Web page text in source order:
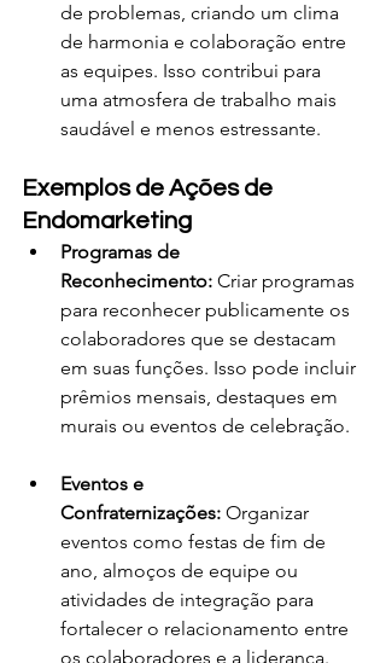
de problemas, criando um clima
de harmonia e colaboração entre
as equipes. Isso contribui para
uma atmosfera de trabalho mais
saudável e menos estressante.
Exemplos de Ações de
Endomarketing
Programas de
Reconhecimento: Criar programas
para reconhecer publicamente os
colaboradores que se destacam
em suas funções. Isso pode incluir
prêmios mensais, destaques em
murais ou eventos de celebração.
Eventos e
Confraternizações: Organizar
eventos como festas de fim de
ano, almoços de equipe ou
atividades de integração para
fortalecer o relacionamento entre
os colaboradores e a liderança.